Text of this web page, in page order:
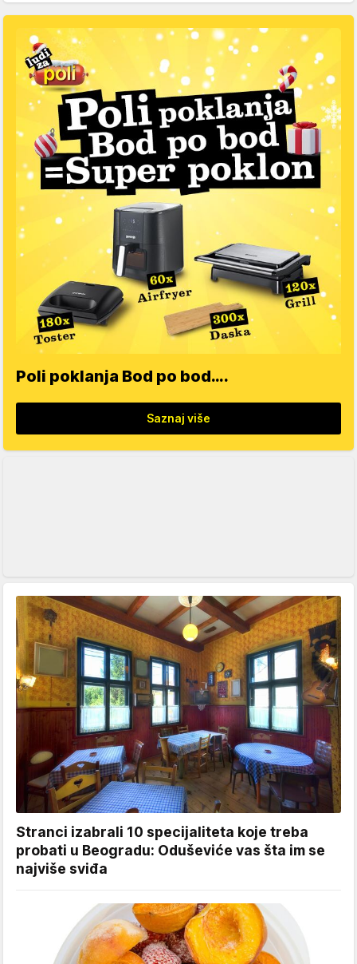
Poli poklanja Bod po bod….
Saznaj više
Stranci izabrali 10 specijaliteta koje treba
probati u Beogradu: Oduševiće vas šta im se
najviše sviđa